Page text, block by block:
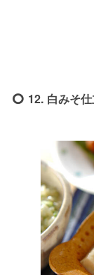
12. 白みそ